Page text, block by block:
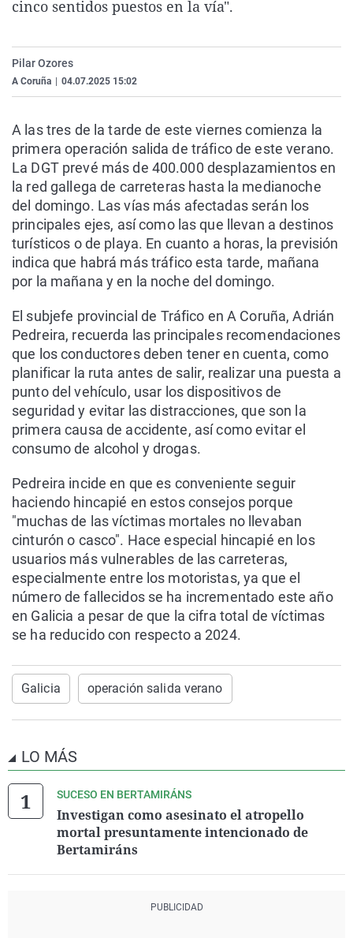
La rosa de los vientos
Caso
Operación Viuda
Extremadura
Navarra
País Vasco
Virales
cinco sentidos puestos en la vía".
Pilar Ozores
A Coruña 04.07.2025 15:02
A las tres de la tarde de este viernes comienza la
primera operación salida de tráfico de este verano.
La DGT prevé más de 400.000 desplazamientos en
la red gallega de carreteras hasta la medianoche
del domingo. Las vías más afectadas serán los
principales ejes, así como las que llevan a destinos
turísticos o de playa. En cuanto a horas, la previsión
indica que habrá más tráfico esta tarde, mañana
por la mañana y en la noche del domingo.
El subjefe provincial de Tráfico en A Coruña, Adrián
Pedreira, recuerda las principales recomendaciones
que los conductores deben tener en cuenta, como
planificar la ruta antes de salir, realizar una puesta a
punto del vehículo, usar los dispositivos de
seguridad y evitar las distracciones, que son la
primera causa de accidente, así como evitar el
consumo de alcohol y drogas.
Pedreira incide en que es conveniente seguir
haciendo hincapié en estos consejos porque
"muchas de las víctimas mortales no llevaban
cinturón o casco". Hace especial hincapié en los
usuarios más vulnerables de las carreteras,
especialmente entre los motoristas, ya que el
número de fallecidos se ha incrementado este año
en Galicia a pesar de que la cifra total de víctimas
se ha reducido con respecto a 2024.
Galicia operación salida verano
LO MÁS
SUCESO EN BERTAMIRÁNS
Investigan como asesinato el atropello
mortal presuntamente intencionado de
Bertamiráns